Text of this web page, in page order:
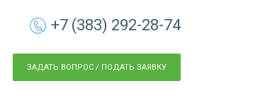
+7 (383) 292-28-74
ЗАДАТЬ ВОПРОС / ПОДАТЬ ЗАЯВКУ